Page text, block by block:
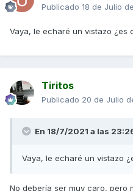
Decir que ya he quitado la
esa zona pero no le di
dónde proviene?
Publicado 18 de Julio
Vaya, le echaré un vistazo ¿es
Tiritos
Publicado 20 de Julio
En 18/7/2021 a las
Vaya, le echaré un vistazo
No debería ser muy caro, pero